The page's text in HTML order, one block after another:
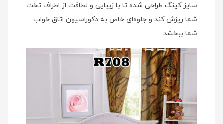
سایز کینگ طراحی شده تا با زیبایی و لطافت از اطراف تخت
شما ریزش کند و جلوه‌ای خاص به دکوراسیون اتاق خواب
شما ببخشد.